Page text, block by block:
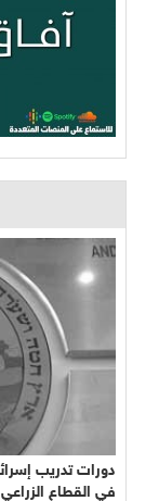
دراسة: "التنمية"